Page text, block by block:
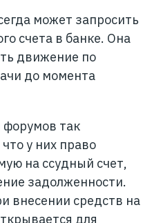
может запросить
счета в банке. Она
движение по
до момента
форумов так
у них право
на ссудный счет,
задолженности.
внесении средств на
для